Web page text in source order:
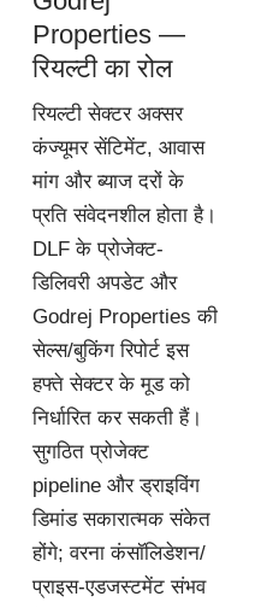
Properties —
रियल्टी का रोल
रियल्टी सेक्टर अक्सर
कंज्यूमर सेंटिमेंट, आवास
मांग और ब्याज दरों के
प्रति संवेदनशील होता है।
DLF के प्रोजेक्ट-
डिलिवरी अपडेट और
Godrej Properties की
सेल्स/बुकिंग रिपोर्ट इस
हफ्ते सेक्टर के मूड को
निर्धारित कर सकती हैं।
सुगठित प्रोजेक्ट
pipeline और ड्राइविंग
डिमांड सकारात्मक संकेत
होंगे; वरना कंसॉलिडेशन/
प्राइस-एडजस्टमेंट संभव